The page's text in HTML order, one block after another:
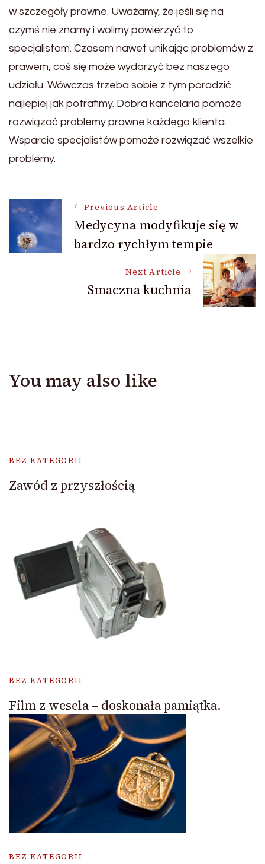
w szczegóły prawne. Uważamy, że jeśli się na
czymś nie znamy i wolimy powierzyć to
specjalistom. Czasem nawet unikając problemów z
prawem, coś się może wydarzyć bez naszego
udziału. Wówczas trzeba sobie z tym poradzić
najlepiej jak potrafimy. Dobra kancelaria pomoże
rozwiązać problemy prawne każdego klienta.
Wsparcie specjalistów pomoże rozwiązać wszelkie
problemy.
Post
Navigation
Previous Article
Medycyna modyfikuje się w
bardzo rychłym tempie
Next Article
Smaczna kuchnia
You may also like
BEZ KATEGORII
Zawód z przyszłością
BEZ KATEGORII
Film z wesela – doskonała pamiątka.
BEZ KATEGORII